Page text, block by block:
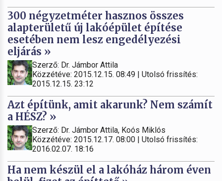
300 négyzetméter hasznos összes
alapterületű új lakóépület építése
esetében nem lesz engedélyezési
eljárás »
Szerző: Dr. Jámbor Attila
Közzétéve: 2015.12.15. 08:49 | Utolsó frissítés:
2015.12.15. 23:12
Azt építünk, amit akarunk? Nem számít
a HÉSZ? »
Szerző: Dr. Jámbor Attila, Koós Miklós
Közzétéve: 2015.12.17. 08:00 | Utolsó frissítés:
2016.02.07. 18:16
Ha nem készül el a lakóház három éven